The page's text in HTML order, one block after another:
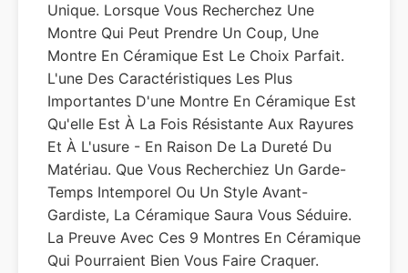
Unique. Lorsque Vous Recherchez Une
Montre Qui Peut Prendre Un Coup, Une
Montre En Céramique Est Le Choix Parfait.
L'une Des Caractéristiques Les Plus
Importantes D'une Montre En Céramique Est
Qu'elle Est À La Fois Résistante Aux Rayures
Et À L'usure - En Raison De La Dureté Du
Matériau. Que Vous Recherchiez Un Garde-
Temps Intemporel Ou Un Style Avant-
Gardiste, La Céramique Saura Vous Séduire.
La Preuve Avec Ces 9 Montres En Céramique
Qui Pourraient Bien Vous Faire Craquer.